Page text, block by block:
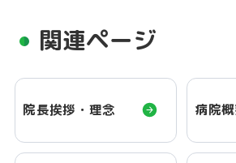
関連ページ
院長挨拶・理念 病院